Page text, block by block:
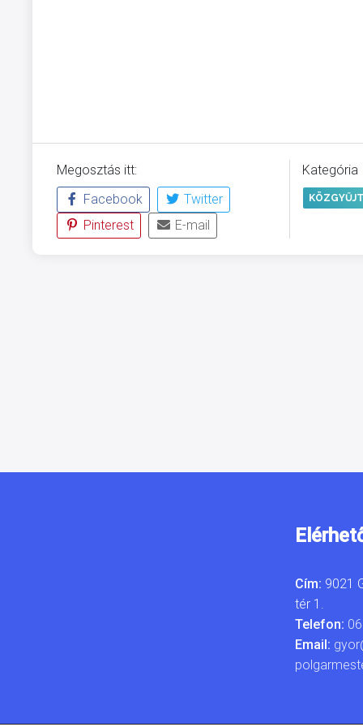
Megosztás itt:
Facebook
Twitter
Pinterest
E-mail
Kategória
Cím: 9021
tér 1.
Telefon:
Email: